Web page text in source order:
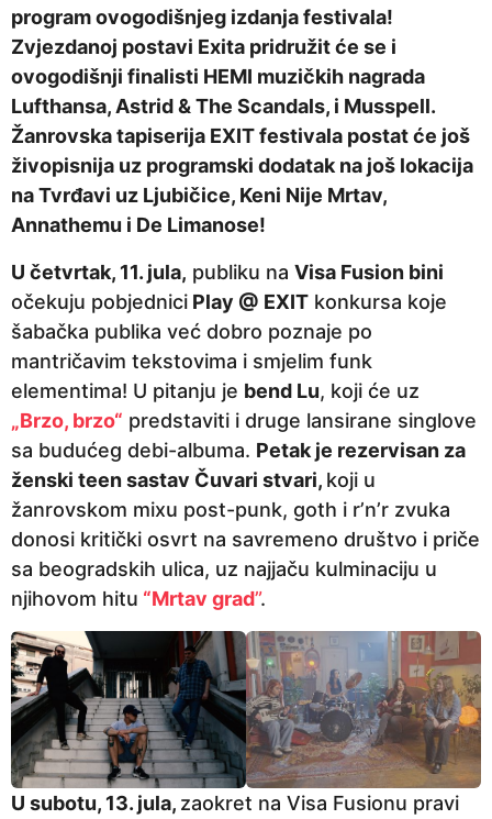
program ovogodišnjeg izdanja festivala!
Zvjezdanoj postavi Exita pridružit će se i
ovogodišnji finalisti HEMI muzičkih nagrada
Lufthansa, Astrid & The Scandals, i Musspell.
Žanrovska tapiserija EXIT festivala postat će još
živopisnija uz programski dodatak na još lokacija
na Tvrđavi uz Ljubičice, Keni Nije Mrtav,
Annathemu i De Limanose!
U četvrtak, 11. jula, publiku na Visa Fusion bini
očekuju pobjednici Play @ EXIT konkursa koje
šabačka publika već dobro poznaje po
mantričavim tekstovima i smjelim funk
elementima! U pitanju je bend Lu, koji će uz
„Brzo, brzo“ predstaviti i druge lansirane singlove
sa budućeg debi-albuma. Petak je rezervisan za
ženski teen sastav Čuvari stvari, koji u
žanrovskom mixu post-punk, goth i r’n’r zvuka
donosi kritički osvrt na savremeno društvo i priče
sa beogradskih ulica, uz najjaču kulminaciju u
njihovom hitu “Mrtav grad”.
U subotu, 13. jula, zaokret na Visa Fusionu pravi